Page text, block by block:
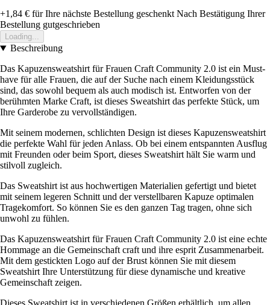
+1,84 € für Ihre nächste Bestellung geschenkt Nach Bestätigung Ihrer
Bestellung gutgeschrieben
Loading...
Beschreibung
Das Kapuzensweatshirt für Frauen Craft Community 2.0 ist ein Must-
have für alle Frauen, die auf der Suche nach einem Kleidungsstück
sind, das sowohl bequem als auch modisch ist. Entworfen von der
berühmten Marke Craft, ist dieses Sweatshirt das perfekte Stück, um
Ihre Garderobe zu vervollständigen.
Mit seinem modernen, schlichten Design ist dieses Kapuzensweatshirt
die perfekte Wahl für jeden Anlass. Ob bei einem entspannten Ausflug
mit Freunden oder beim Sport, dieses Sweatshirt hält Sie warm und
stilvoll zugleich.
Das Sweatshirt ist aus hochwertigen Materialien gefertigt und bietet
mit seinem legeren Schnitt und der verstellbaren Kapuze optimalen
Tragekomfort. So können Sie es den ganzen Tag tragen, ohne sich
unwohl zu fühlen.
Das Kapuzensweatshirt für Frauen Craft Community 2.0 ist eine echte
Hommage an die Gemeinschaft craft und ihre esprit Zusammenarbeit.
Mit dem gestickten Logo auf der Brust können Sie mit diesem
Sweatshirt Ihre Unterstützung für diese dynamische und kreative
Gemeinschaft zeigen.